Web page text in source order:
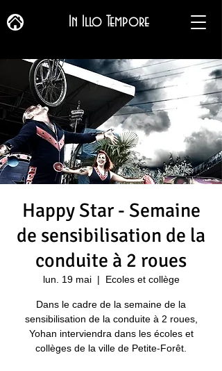
In Illo Tempore
Happy Star - Semaine
de sensibilisation de la
conduite à 2 roues
lun. 19 mai
  |
Ecoles et collège
Dans le cadre de la semaine de la
sensibilisation de la conduite à 2 roues,
Yohan interviendra dans les écoles et
collèges de la ville de Petite-Forêt.